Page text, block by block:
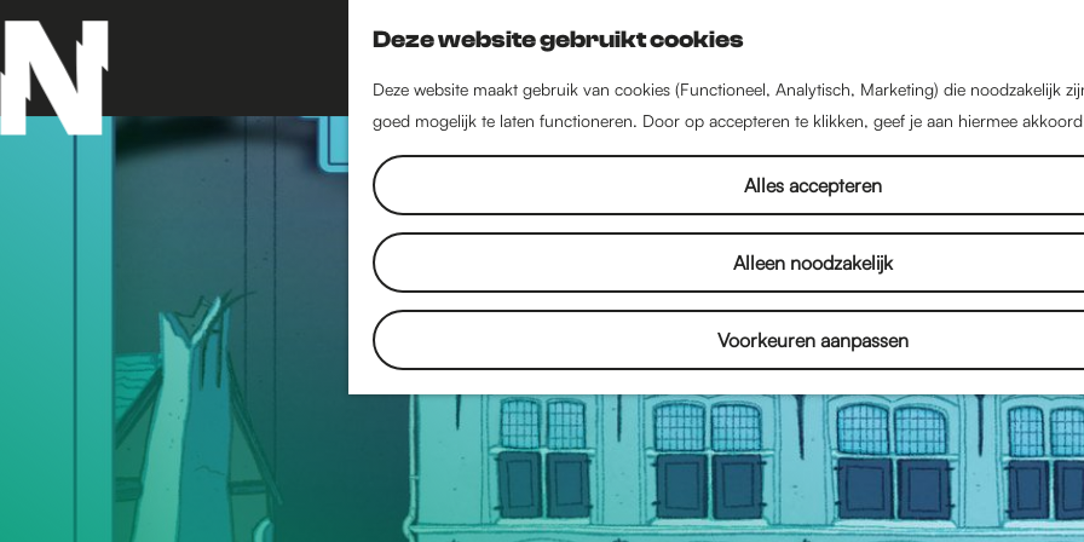
Deze website gebruikt cookies
Deze website maakt gebruik van cookies (Functioneel, Analytisch, Marketing) die noodzakelijk
goed mogelijk te laten functioneren. Door op accepteren te klikken, geef je aan hiermee
Alles accepteren
Alleen noodzakelijk
Voorkeuren aanpassen